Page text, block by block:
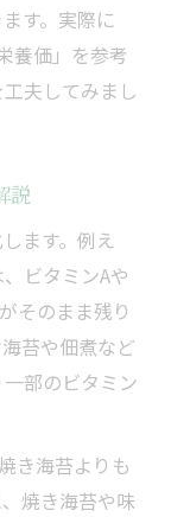
す。実際に
養価」を参考
夫してみまし
説
ます。例え
ビタミンAや
そのまま残り
苔や佃煮など
部のビタミン
き海苔よりも
焼き海苔や味